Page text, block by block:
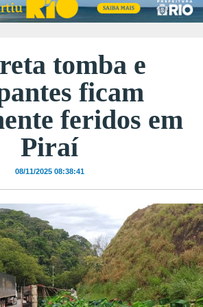
tomba e
ficam
feridos em
Piraí
08/11/2025 08:38:41